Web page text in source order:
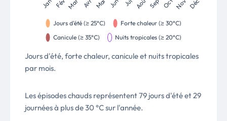
Jours d'été, forte chaleur, canicule et nuits tropicales
par mois.
Les épisodes chauds représentent 79 jours d'été et 29
journées à plus de 30 °C sur l'année.